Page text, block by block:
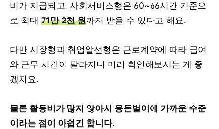
비가 지급되고, 사회서비스형은 60~66시간 기준으
로 최대 71만 2천 원까지 받을 수 있다고 해요.
다만 시장형과 취업알선형은 근로계약에 따라 급여
와 근무 시간이 달라지니 미리 확인해보시는 게 좋
겠지요.
물론 활동비가 많지 않아서 용돈벌이에 가까운 수준
이라는 점이 아쉽긴 합니다.